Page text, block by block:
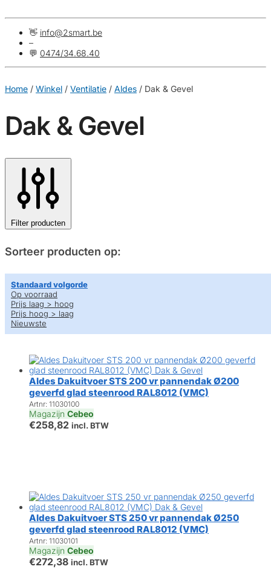
👋 info@2smart.be
–
💬 0474/34.68.40
Home / Winkel / Ventilatie / Aldes / Dak & Gevel
Dak & Gevel
Filter producten
Sorteer producten op:
Standaard volgorde
Op voorraad
Prijs laag > hoog
Prijs hoog > laag
Nieuwste
Aldes Dakuitvoer STS 200 vr pannendak Ø200
geverfd glad steenrood RAL8012 (VMC)
Artnr: 11030100
Magazijn Cebeo
€258,82 incl. BTW
Aldes Dakuitvoer STS 250 vr pannendak Ø250
geverfd glad steenrood RAL8012 (VMC)
Artnr: 11030101
Magazijn Cebeo
€272,38 incl. BTW